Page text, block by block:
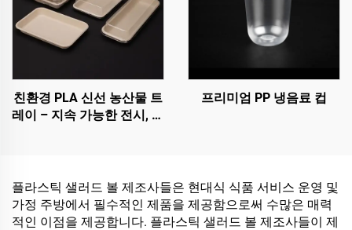
친환경 PLA 신선 농산물 트
레이 – 지속 가능한 전시, 판
프리미엄 PP 냉음료 컵
플라스틱 샐러드 볼 제조사들은 현대식 식품 서비스 운영 및
가정 주방에서 필수적인 제품을 제공함으로써 수많은 매력
적인 이점을 제공합니다. 플라스틱 샐러드 볼 제조사들이 제